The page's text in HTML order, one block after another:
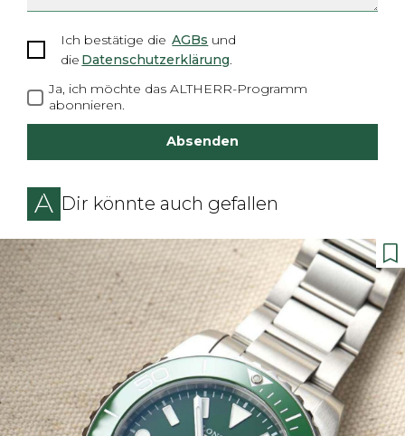
Ich bestätige die AGBs und
die Datenschutzerklärung
Ja, ich möchte das ALTHERR-Programm
abonnieren.
Absenden
Dir könnte auch gefallen